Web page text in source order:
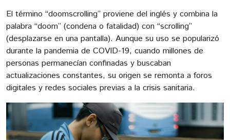
El término “doomscrolling” proviene del inglés y combina la
palabra “doom” (condena o fatalidad) con “scrolling”
(desplazarse en una pantalla). Aunque su uso se popularizó
durante la pandemia de COVID-19, cuando millones de
personas permanecían confinadas y buscaban
actualizaciones constantes, su origen se remonta a foros
digitales y redes sociales previas a la crisis sanitaria.